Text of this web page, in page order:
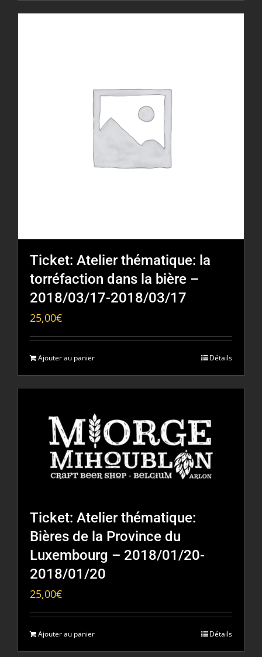
Ticket: Atelier thématique: la
torréfaction dans la bière –
2018/03/17-2018/03/17
25,00€
Ajouter au panier Détails
Ticket: Atelier thématique:
Bières de la Province du
Luxembourg – 2018/01/20-
2018/01/20
25,00€
Ajouter au panier Détails